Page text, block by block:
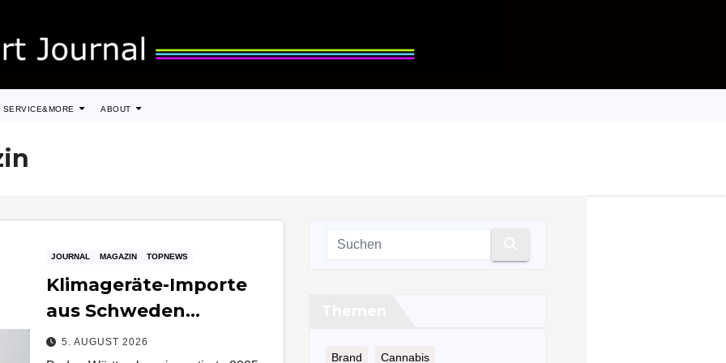
SERVICE&MORE ABOUT
JOURNAL MAGAZIN TOPNEWS
Klimageräte-Importe
aus Schweden
dominieren –
5. AUGUST 2026
Brand Cannabis